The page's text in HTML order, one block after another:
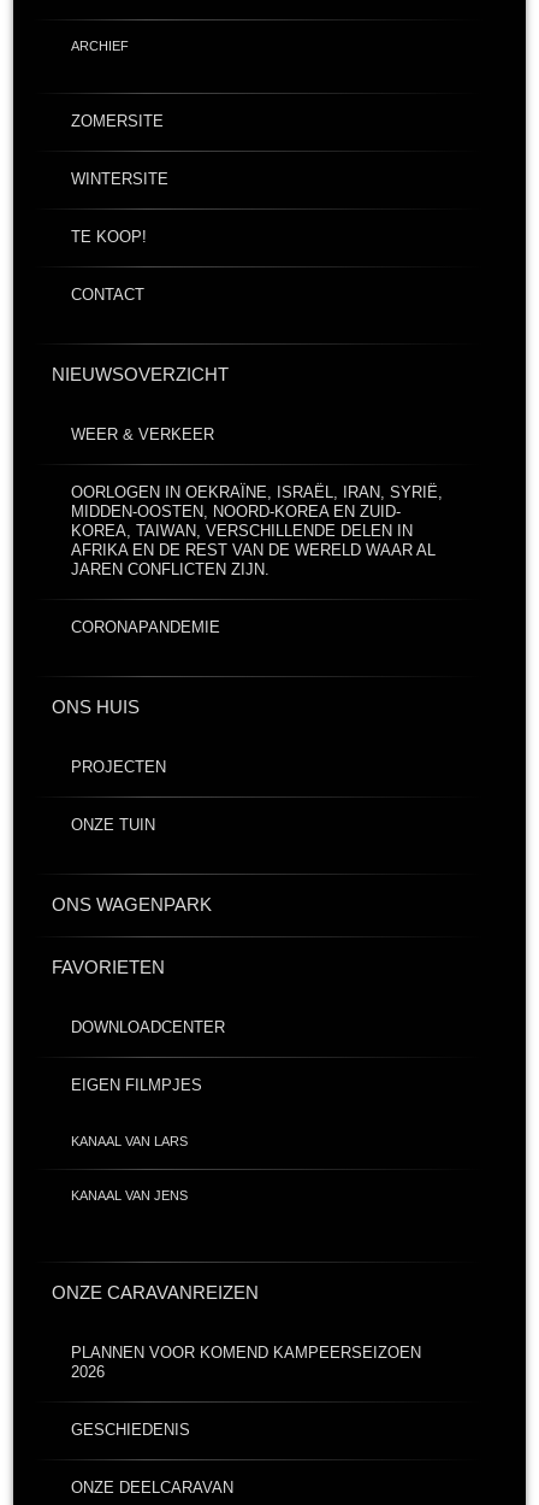
ARCHIEF
ZOMERSITE
WINTERSITE
TE KOOP!
CONTACT
NIEUWSOVERZICHT
WEER & VERKEER
OORLOGEN IN OEKRAÏNE, ISRAËL, IRAN, SYRIË,
MIDDEN-OOSTEN, NOORD-KOREA EN ZUID-
KOREA, TAIWAN, VERSCHILLENDE DELEN IN
AFRIKA EN DE REST VAN DE WERELD WAAR AL
JAREN CONFLICTEN ZIJN.
CORONAPANDEMIE
ONS HUIS
PROJECTEN
ONZE TUIN
ONS WAGENPARK
FAVORIETEN
DOWNLOADCENTER
EIGEN FILMPJES
KANAAL VAN LARS
KANAAL VAN JENS
ONZE CARAVANREIZEN
PLANNEN VOOR KOMEND KAMPEERSEIZOEN
2026
GESCHIEDENIS
ONZE DEELCARAVAN